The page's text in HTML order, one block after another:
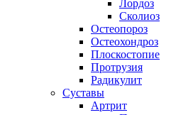
Лордоз
Сколиоз
Остеопороз
Остеохондроз
Плоскостопие
Протрузия
Радикулит
Суставы
Артрит